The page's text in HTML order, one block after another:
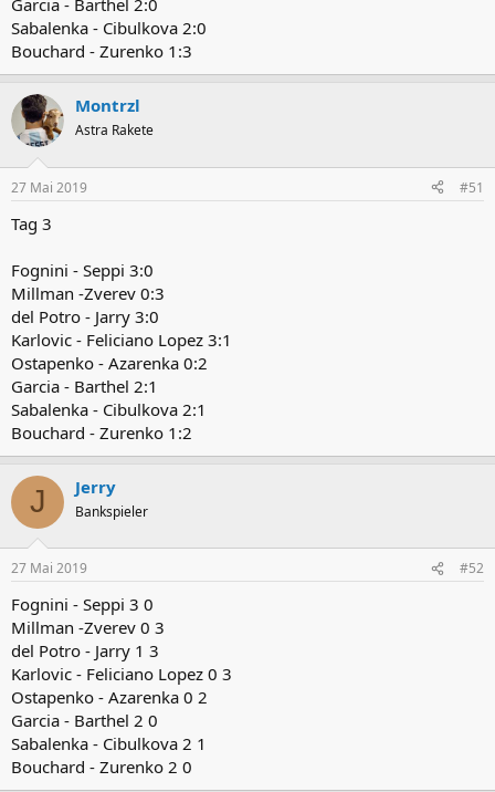
Garcia - Barthel 2:0
Sabalenka - Cibulkova 2:0
Bouchard - Zurenko 1:3
Montrzl
Astra Rakete
27 Mai 2019 #51
Tag 3
Fognini - Seppi 3:0
Millman -Zverev 0:3
del Potro - Jarry 3:0
Karlovic - Feliciano Lopez 3:1
Ostapenko - Azarenka 0:2
Garcia - Barthel 2:1
Sabalenka - Cibulkova 2:1
Bouchard - Zurenko 1:2
J Jerry
Bankspieler
27 Mai 2019 #52
Fognini - Seppi 3 0
Millman -Zverev 0 3
del Potro - Jarry 1 3
Karlovic - Feliciano Lopez 0 3
Ostapenko - Azarenka 0 2
Garcia - Barthel 2 0
Sabalenka - Cibulkova 2 1
Bouchard - Zurenko 2 0